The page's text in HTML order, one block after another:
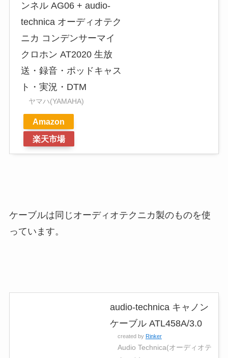
ンネル AG06 + audio-
technica オーディオテク
ニカ コンデンサーマイ
クロホン AT2020 生放
送・録音・ポッドキャス
ト・実況・DTM
ヤマハ(YAMAHA)
Amazon
楽天市場
ケーブルは同じオーディオテクニカ製のものを使
っています。
audio-technica キャノン
ケーブル ATL458A/3.0
created by Rinker
Audio Technica(オーディオテ